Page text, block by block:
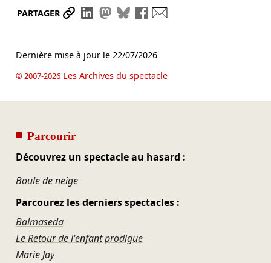
PARTAGER Partager le lien
Partager sur LinkedIn
Partager sur Mastodon
Partager sur Bluesky
Partager sur Facebook
Dernière mise à jour le 22/07/2026
© 2007-2026Les Archives du spectacle
Parcourir
Découvrez un spectacle au hasard :
Boule de neige
Parcourez les derniers spectacles :
Balmaseda
Le Retour de l'enfant prodigue
Marie Jay